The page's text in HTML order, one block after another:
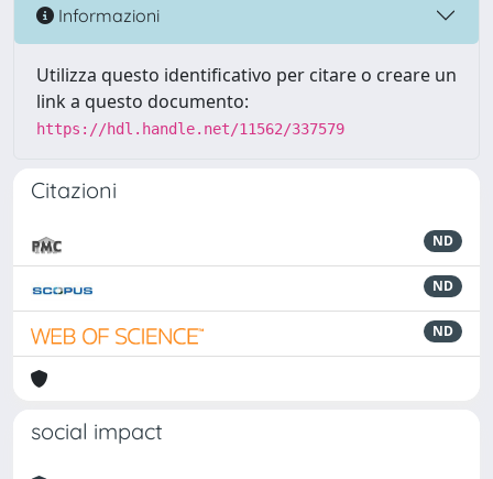
Informazioni
Utilizza questo identificativo per citare o creare un
link a questo documento:
https://hdl.handle.net/11562/337579
Citazioni
ND
ND
ND
social impact